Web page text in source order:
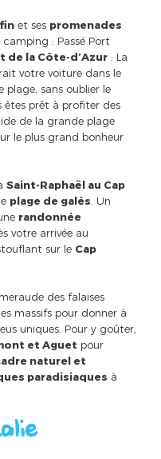
et ses promenades
: Passé Port
de la Côte-d’Azur : La
votre voiture dans le
plage, sans oublier le
êtes prêt à profiter des
de la grande plage
le plus grand bonheur
Saint-Raphaël au Cap
plage de galés . Un
randonnée
votre arrivée au
sur le Cap
des falaises
massifs pour donner à
uniques. Pour y goûter,
et Aguet pour
naturel et
paradisiaques à